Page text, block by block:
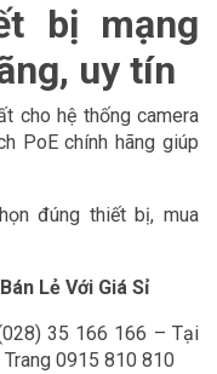
bị mạng
uy tín
cho hệ thống camera
PoE chính hãng giúp
đúng thiết bị, mua
Lẻ Với Giá Sỉ
35 166 166 – Tại
0915 810 810